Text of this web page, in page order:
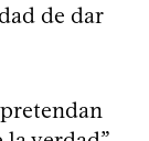
de dar